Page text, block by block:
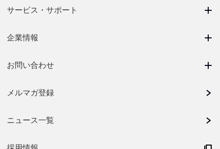
サービス・サポート
企業情報
お問い合わせ
メルマガ登録
ニュース一覧